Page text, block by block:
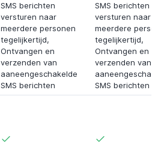
SMS berichten
versturen naar
meerdere personen
tegelijkertijd,
Ontvangen en
verzenden van
aaneengeschakelde
SMS berichten
SMS berichten
versturen naar
meerdere
tegelijkertijd,
Ontvangen en
verzenden van
SMS berichten